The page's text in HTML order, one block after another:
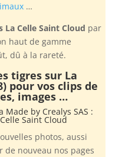
…
Celle Saint Cloud par
haut de gamme
dû à la rareté.
tigres sur La
pour vos clips de
images …
Made by Crealys SAS :
Saint Cloud
photos, aussi
de nouveau nos pages